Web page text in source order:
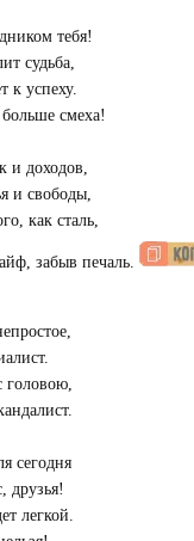
тебя!
судьба,
к успеху.
смеха!
и доходов,
и свободы,
как сталь,
забыв печаль.
головою,
сегодня
друзья!
легкой.